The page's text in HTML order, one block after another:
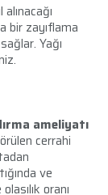
bir zayıflama
Yağı
ameliyatı
cerrahi
ve
oranı